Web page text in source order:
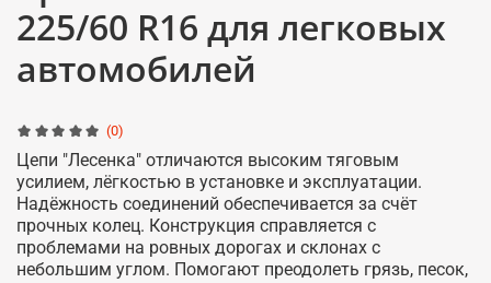
(0)
225/60 R16 для легковых
автомобилей
Цепи "Лесенка" отличаются высоким тяговым
усилием, лёгкостью в установке и эксплуатации.
Надёжность соединений обеспечивается за счёт
прочных колец. Конструкция справляется с
проблемами на ровных дорогах и склонах с
небольшим углом. Помогают преодолеть грязь, песок,